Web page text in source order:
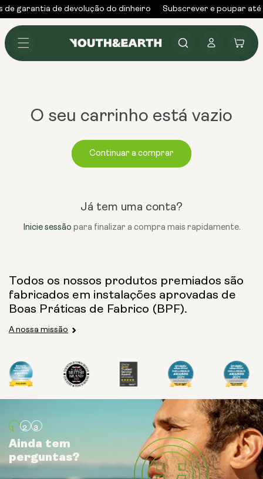
para o
conteúdo
de garantia de devolução do dinheiro Subscrever e poupar até
sessão
Carrinho
O seu carrinho está vazio
Continuar a comprar
Já tem uma conta?
Inicie sessão para finalizar a compra mais rapidamente.
Todos os nossos produtos premiados são
fabricados em instalações aprovadas de
Boas Práticas de Fabrico (BPF).
A nossa missão
Ainda tem
perguntas?
Ainda tem
perguntas?
Ainda tem
perguntas?